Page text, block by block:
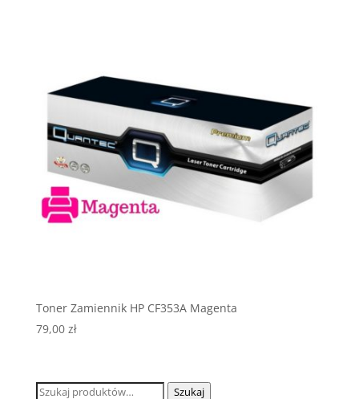
Toner Zamiennik HP CF353A Magenta
79,00 zł
Szukaj: Szukaj